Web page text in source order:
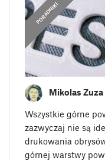
PORADNIKI
Mikolas Zuza
Wszystkie górne
zazwyczaj nie są
drukowania
górnej warstwy